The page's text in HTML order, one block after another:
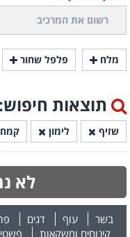
מלח פלפל שחור
תוצאות חיפוש:
שזיף לימון קמח
לא
בשר עוף דגים
קינוחים ומשקאות